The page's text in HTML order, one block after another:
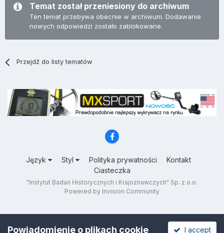
Temat został przeniesiony do archiwum
Ten temat przebywa obecnie w archiwum. Dodawanie
nowych odpowiedzi zostało zablokowane.
Przejdź do listy tematów
Język Styl Polityka prywatności
Kontakt
Ciasteczka
"Instytut Badań Historycznych i Krajoznawczych" Sp. z o.o.
Powered by Invision Community
Powiadomienie o plikach cookie I accept